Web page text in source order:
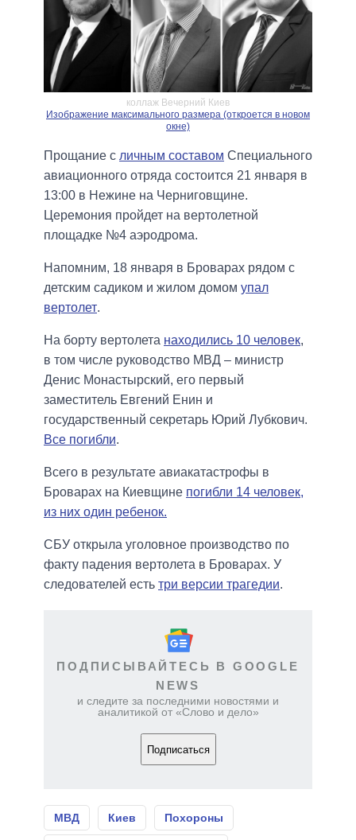
коллаж Вечерний Киев
Изображение максимального размера (откроется в новом
окне)
Прощание с личным составом Специального
авиационного отряда состоится 21 января в
13:00 в Нежине на Черниговщине.
Церемония пройдет на вертолетной
площадке №4 аэродрома.
Напомним, 18 января в Броварах рядом с
детским садиком и жилом домом упал
вертолет.
На борту вертолета находились 10 человек,
в том числе руководство МВД – министр
Денис Монастырский, его первый
заместитель Евгений Енин и
государственный секретарь Юрий Лубкович.
Все погибли.
Всего в результате авиакатастрофы в
Броварах на Киевщине погибли 14 человек,
из них один ребенок.
СБУ открыла уголовное производство по
факту падения вертолета в Броварах. У
следователей есть три версии трагедии.
ПОДПИСЫВАЙТЕСЬ В GOOGLE
NEWS
и следите за последними новостями и
аналитикой от «Слово и дело»
Подписаться
МВД Киев Похороны